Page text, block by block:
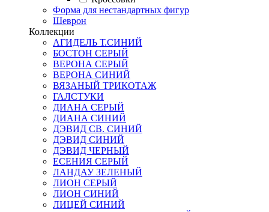
Форма для нестандартных фигур
Шеврон
Коллекции
АГИДЕЛЬ Т.СИНИЙ
БОСТОН СЕРЫЙ
ВЕРОНА СЕРЫЙ
ВЕРОНА СИНИЙ
ВЯЗАНЫЙ ТРИКОТАЖ
ГАЛСТУКИ
ДИАНА СЕРЫЙ
ДИАНА СИНИЙ
ДЭВИД СВ. СИНИЙ
ДЭВИД СИНИЙ
ДЭВИД ЧЕРНЫЙ
ЕСЕНИЯ СЕРЫЙ
ЛАНДАУ ЗЕЛЕНЫЙ
ЛИОН СЕРЫЙ
ЛИОН СИНИЙ
ЛИЦЕЙ СИНИЙ